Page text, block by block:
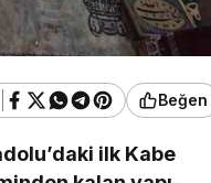
Beğen
ilk Kabe